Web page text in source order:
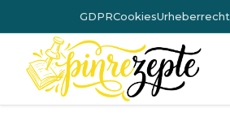
GDPRCookiesUrheberrecht